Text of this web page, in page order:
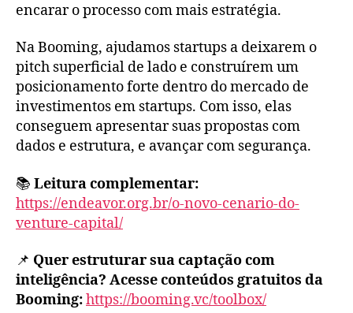
encarar o processo com mais estratégia.
Na Booming, ajudamos startups a deixarem o
pitch superficial de lado e construírem um
posicionamento forte dentro do mercado de
investimentos em startups. Com isso, elas
conseguem apresentar suas propostas com
dados e estrutura, e avançar com segurança.
📚 Leitura complementar:
https://endeavor.org.br/o-novo-cenario-do-
venture-capital/
📌 Quer estruturar sua captação com
inteligência? Acesse conteúdos gratuitos da
Booming:https://booming.vc/toolbox/